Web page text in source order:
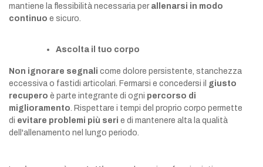
mantiene la flessibilità necessaria perallenarsi in modo
continuo e sicuro.
Ascolta il tuo corpo
Non ignorare segnali come dolore persistente, stanchezza
eccessiva o fastidi articolari. Fermarsi e concedersi il giusto
recupero è parte integrante di ogni percorso di
miglioramento . Rispettare i tempi del proprio corpo permette
di evitare problemi più seri e di mantenere alta la qualità
dell'allenamento nel lungo periodo.